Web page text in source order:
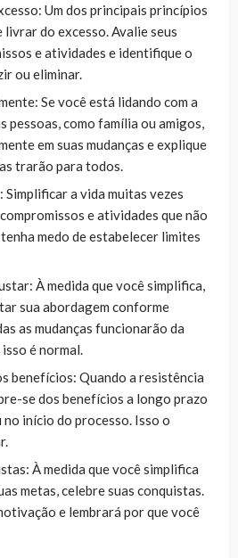
Um dos principais princípios
livrar do excesso. Avalie seus
e atividades e identifique o
ou eliminar.
Se você está lidando com a
pessoas, como família ou amigos,
em suas mudanças e explique
trarão para todos.
Simplificar a vida muitas vezes
e atividades que não
medo de estabelecer limites
À medida que você simplifica,
sua abordagem conforme
as mudanças funcionarão da
é normal.
benefícios: Quando a resistência
se dos benefícios a longo prazo
início do processo. Isso o
À medida que você simplifica
metas, celebre suas conquistas.
e lembrará por que você